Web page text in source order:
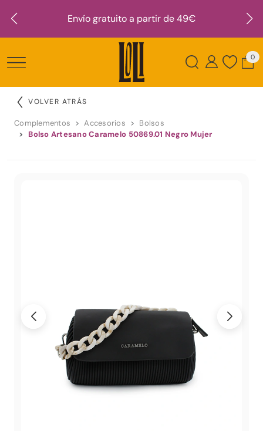
Envío gratuito a partir de 49€
0
VOLVER ATRÁS
Complementos Accesorios
Bolsos
Bolso Artesano Caramelo 50869.01 Negro Mujer